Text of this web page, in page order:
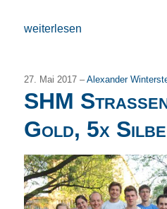
„100 % Triathlongenuss in
weiterlesen
27. Mai 2017 –Alexander
SHM
Gold, 5x